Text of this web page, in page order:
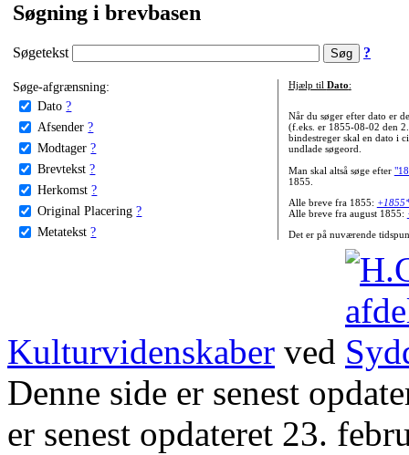
Søgning i brevbasen
Søgetekst ?
Søge-afgrænsning:
Dato ?
Afsender ?
Modtager ?
Brevtekst ?
Herkomst ?
Original Placering ?
Metatekst ?
Hjælp til Dato:
Når du søger efter dato er
(f.eks. er 1855-08-02 den
bindestreger skal en dato i
undlade søgeord.
Man skal altså søge efter
1855.
Alle breve fra 1855:
Alle breve fra august 1855:
Det er på nuværende
Kulturvidenskaber ved
Denne side er senest
er senest opdateret 23.